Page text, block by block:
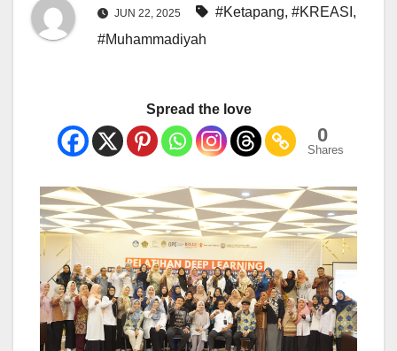
JUN 22, 2025 #Ketapang, #KREASI ,
#Muhammadiyah
Spread the love
0
Shares